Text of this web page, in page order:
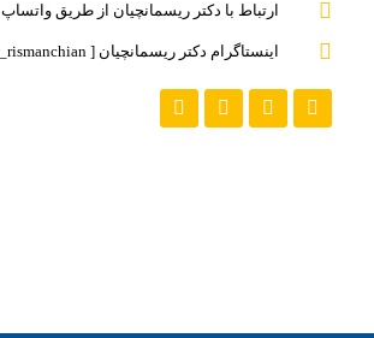
ارتباط با دکتر ریسمانچیان از طریق واتساپ ۰۹۱۳۱۱۷۲۲۱۶
اینستاگرام دکتر ریسمانچیان [ dr_rismanchian ]